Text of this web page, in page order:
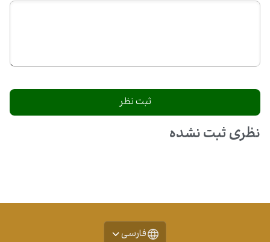
نظری ثبت نشده
فارسی